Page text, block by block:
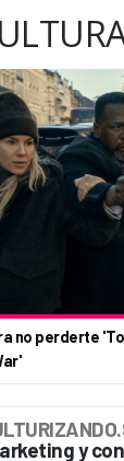
no perderte
y